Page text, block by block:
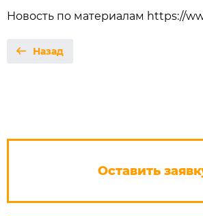
Новость по материалам https://
Назад
Оставить